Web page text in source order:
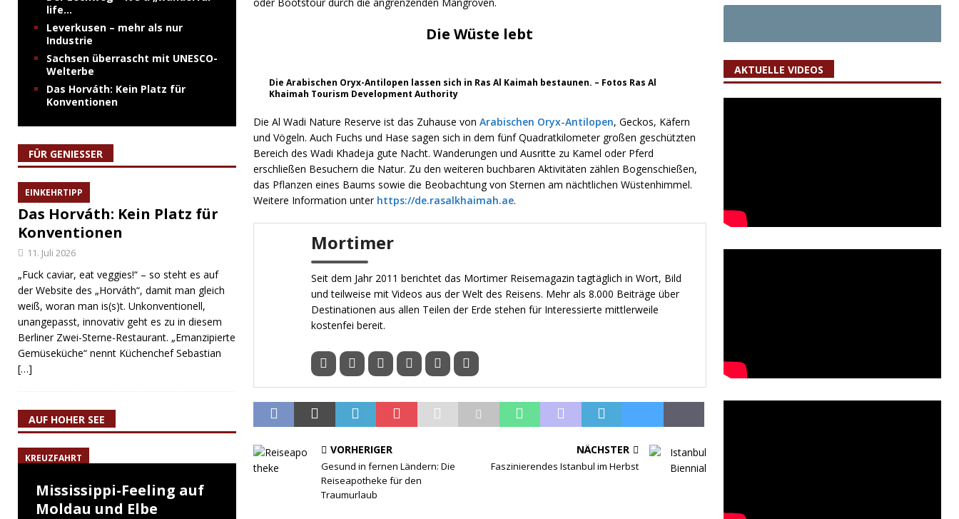
Die Wüste lebt
Die Arabischen Oryx-Antilopen lassen sich in Ras Al Kaimah bestaunen. – Fotos Ras Al
Khaimah Tourism Development Authority
Die Al Wadi Nature Reserve ist das Zuhause von Arabischen Oryx-Antilopen, Geckos, Käfern
und Vögeln. Auch Fuchs und Hase sagen sich in dem fünf Quadratkilometer großen geschützten
Bereich des Wadi Khadeja gute Nacht. Wanderungen und Ausritte zu Kamel oder Pferd
erschließen Besuchern die Natur. Zu den weiteren buchbaren Aktivitäten zählen Bogenschießen,
das Pflanzen eines Baums sowie die Beobachtung von Sternen am nächtlichen Wüstenhimmel.
Weitere Information unter https://de.rasalkhaimah.ae.
Mortimer
Seit dem Jahr 2011 berichtet das Mortimer Reisemagazin tagtäglich in Wort, Bild
und teilweise mit Videos aus der Welt des Reisens. Mehr als 8.000 Beiträge über
Destinationen aus allen Teilen der Erde stehen für Interessierte mittlerweile
kostenfei bereit.
VORHERIGER
Gesund in fernen Ländern: Die
Reiseapotheke für den
Traumurlaub
NÄCHSTER
Faszinierendes Istanbul im Herbst
life…
Leverkusen – mehr als nur
Industrie
Sachsen überrascht mit UNESCO-
Welterbe
Das Horváth: Kein Platz für
Konventionen
FÜR GENIESSER
EINKEHRTIPP
Das Horváth: Kein Platz für
Konventionen
11. Juli 2026
„Fuck caviar, eat veggies!“ – so steht es auf
der Website des „Horváth“, damit man gleich
weiß, woran man is(s)t. Unkonventionell,
unangepasst, innovativ geht es zu in diesem
Berliner Zwei-Sterne-Restaurant. „Emanzipierte
Gemüseküche“ nennt Küchenchef Sebastian
[…]
AUF HOHER SEE
KREUZFAHRT
Mississippi-Feeling auf
Moldau und Elbe
AKTUELLE VIDEOS